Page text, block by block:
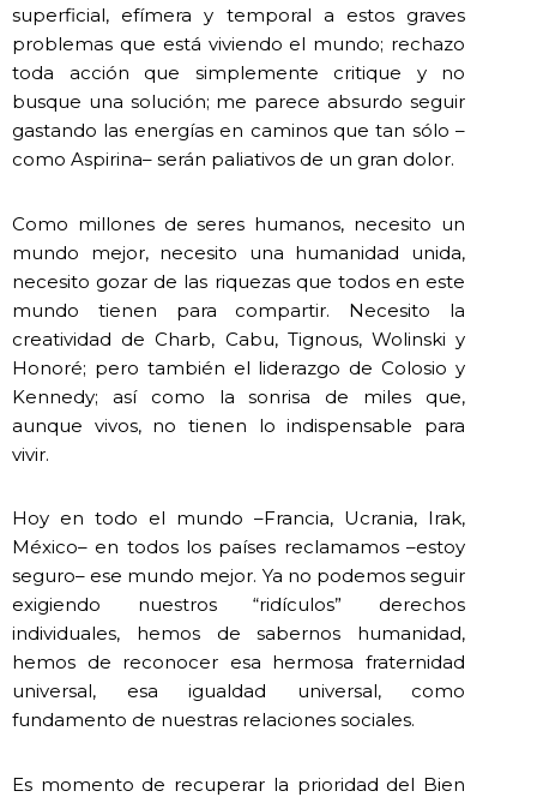
superficial, efímera y temporal a estos graves
problemas que está viviendo el mundo; rechazo
toda acción que simplemente critique y no
busque una solución; me parece absurdo seguir
gastando las energías en caminos que tan sólo –
como Aspirina– serán paliativos de un gran dolor.
Como millones de seres humanos, necesito un
mundo mejor, necesito una humanidad unida,
necesito gozar de las riquezas que todos en este
mundo tienen para compartir. Necesito la
creatividad de Charb, Cabu, Tignous, Wolinski y
Honoré; pero también el liderazgo de Colosio y
Kennedy; así como la sonrisa de miles que,
aunque vivos, no tienen lo indispensable para
vivir.
Hoy en todo el mundo –Francia, Ucrania, Irak,
México– en todos los países reclamamos –estoy
seguro– ese mundo mejor. Ya no podemos seguir
exigiendo nuestros “ridículos” derechos
individuales, hemos de sabernos humanidad,
hemos de reconocer esa hermosa fraternidad
universal, esa igualdad universal, como
fundamento de nuestras relaciones sociales.
Es momento de recuperar la prioridad del Bien